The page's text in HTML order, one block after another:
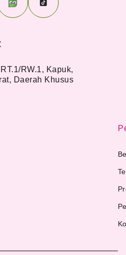
RW.1, Kapuk,
Daerah Khusus